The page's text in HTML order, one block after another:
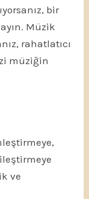
bir
Müzik
rahatlatıcı
müziğin
ve